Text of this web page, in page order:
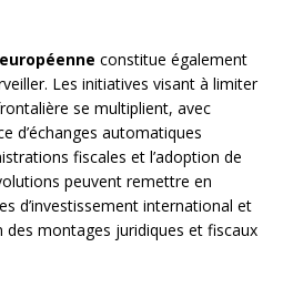
constitue également
Les initiatives visant à limiter
se multiplient, avec
d’échanges automatiques
fiscales et l’adoption de
peuvent remettre en
d’investissement international et
montages juridiques et fiscaux